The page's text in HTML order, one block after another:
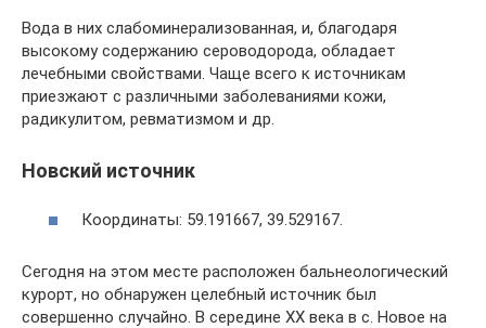
Вода в них слабоминерализованная, и, благодаря
высокому содержанию сероводорода, обладает
лечебными свойствами. Чаще всего к источникам
приезжают с различными заболеваниями кожи,
радикулитом, ревматизмом и др.
Новский источник
Координаты: 59.191667, 39.529167.
Сегодня на этом месте расположен бальнеологический
курорт, но обнаружен целебный источник был
совершенно случайно. В середине XX века в с. Новое на